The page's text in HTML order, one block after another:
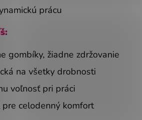
prácu
gombíky, žiadne zdržovanie
na všetky drobnosti
voľnosť pri práci
celodenný komfort